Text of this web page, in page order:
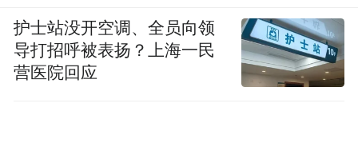
护士站没开空调、全员向领
导打招呼被表扬？上海一民
营医院回应